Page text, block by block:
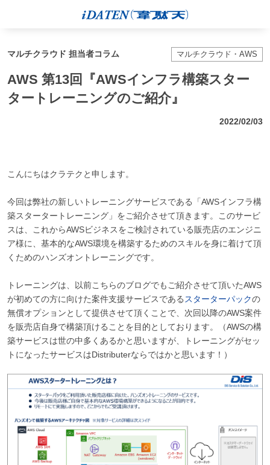
マルチクラウド 担当者コラム マルチクラウド・AWS
AWS 第13回『AWSインフラ構築スター
タートレーニングのご紹介』
2022/02/03
こんにちはクラテクと申します。
今回は弊社の新しいトレーニングサービスである「AWSインフラ構
築スタータートレーニング」をご紹介させて頂きます。このサービ
スは、これからAWSビジネスをご検討されている販売店のエンジニ
ア様に、基本的なAWS環境を構築するためのスキルを身に着けて頂
くためのハンズオントレーニングです。
トレーニングは、以前こちらのブログでもご紹介させて頂いたAWS
が初めての方に向けた案件支援サービスであるスターターパックの
無償オプションとして提供させて頂くことで、次回以降のAWS案件
を販売店自身で構築頂けることを目的としております。（AWSの構
築サービスは世の中多くあるかと思いますが、トレーニングがセッ
トになったサービスはDistributerならではかと思います！）